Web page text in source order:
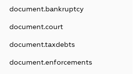
document.bankruptcy
document.court
document.taxdebts
document.enforcements